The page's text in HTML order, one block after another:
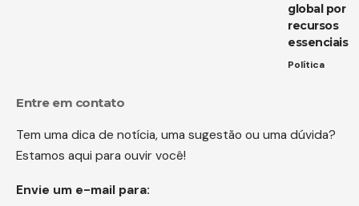
global por
recursos
essenciais
Política
Entre em contato
Tem uma dica de notícia, uma sugestão ou uma dúvida?
Estamos aqui para ouvir você!
Envie um e-mail para: